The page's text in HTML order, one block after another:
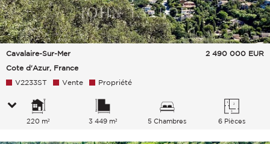
Cavalaire-Sur-Mer
Cote d'Azur, France
2 490 000 EUR
V2233ST Vente Propriété
220 m² 3 449 m² 5 Chambres 6 Pièces